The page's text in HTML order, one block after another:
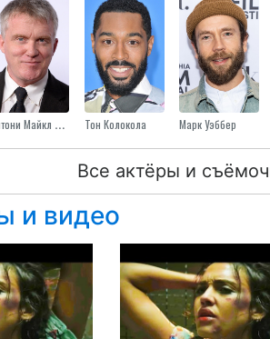
Энтони Майкл Холл Тон Колокола Марк Уэббер
Все актёры и
и видео